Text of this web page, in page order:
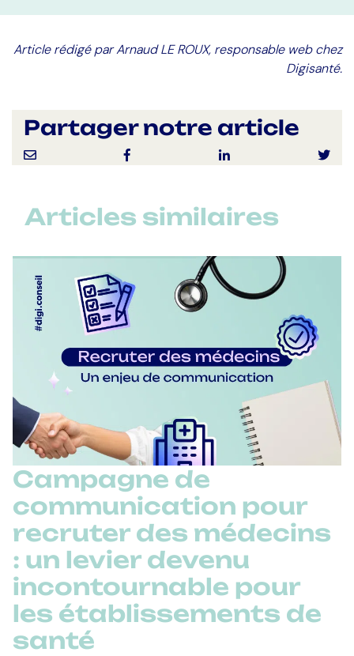
Article rédigé par Arnaud LE ROUX, responsable web chez
Digisanté.
Partager notre article
Articles similaires
Campagne de
communication pour
recruter des médecins
: un levier devenu
incontournable pour
les établissements de
santé